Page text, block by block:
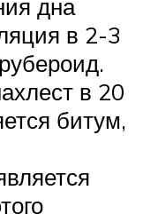
дна
в 2-3
в 20
битум,